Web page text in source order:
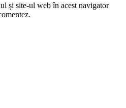
și site-ul web în acest navigator